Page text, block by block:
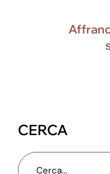
CERCA